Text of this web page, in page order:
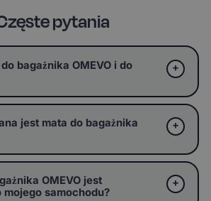
pytania
bagażnika OMEVO i do
jest mata do bagażnika
OMEVO jest
samochodu?